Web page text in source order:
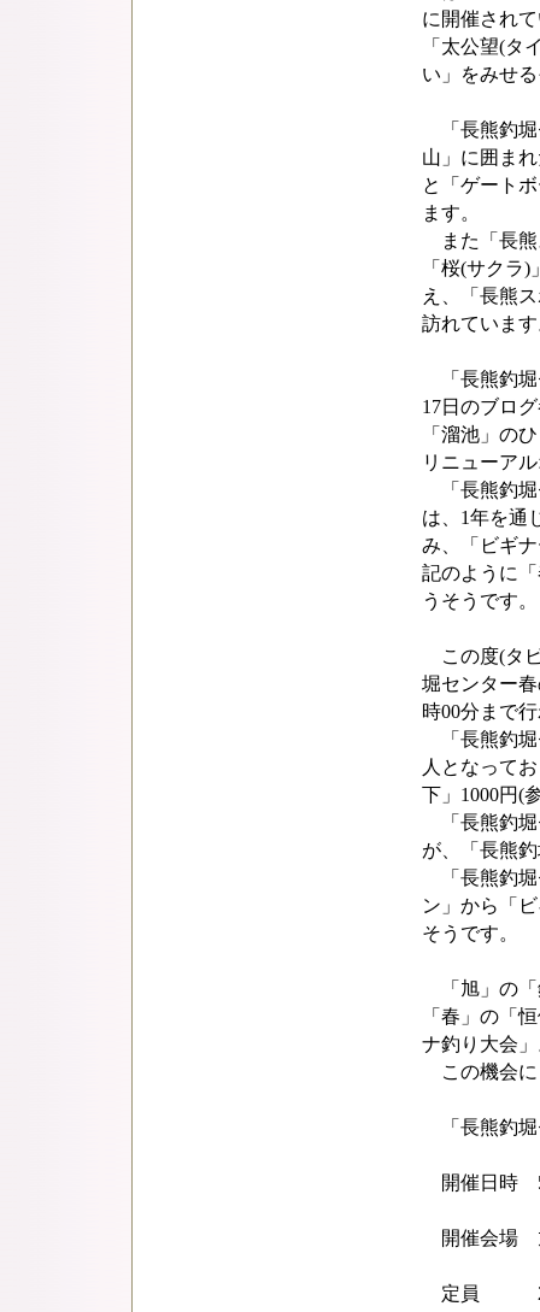
に開催され
「太公望(タ
い」をみせ
「長熊釣堀
山」に囲ま
と「ゲート
ます。
また「長熊
「桜(サクラ
え、「長熊
訪れていま
「長熊釣堀
17日のブロ
「溜池」の
リニューア
「長熊釣堀
は、1年を通
み、「ビギ
記のように
うそうです。
この度(タ
堀センター
時00分まで
「長熊釣堀
人となって
下」1000円(
「長熊釣堀
が、「長熊
「長熊釣堀
ン」から「
そうです。
「旭」の「
「春」の「
ナ釣り大会
この機会に
「長熊釣堀
開催日時 5
開催会場
定員